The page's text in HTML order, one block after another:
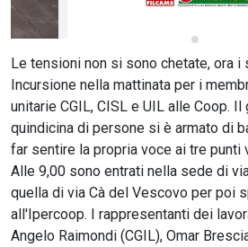
Le tensioni non si sono chetate, ora
Incursione nella mattinata per i
unitarie CGIL, CISL e UIL alle Coop.
quindicina di persone si è armato di
far sentire la propria voce ai tre punti
Alle 9,00 sono entrati nella sede di
quella di via Cà del Vescovo per poi
all'Ipercoop. I rappresentanti dei
Angelo Raimondi (CGIL), Omar